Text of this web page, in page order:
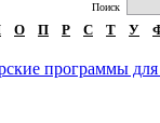
Поиск
О П Р С Т У
программы для